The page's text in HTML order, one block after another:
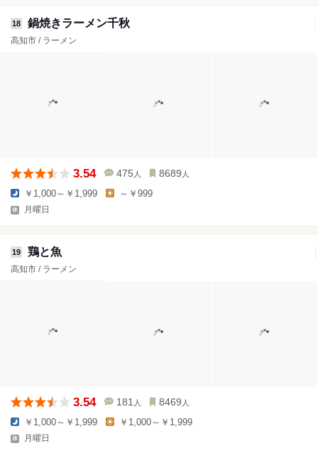
18 鍋焼きラーメン千秋
高知市 / ラーメン
3.54 475 人 8689 人
￥1,000～￥1,999 ～￥999
月曜日
19 鶏と魚
高知市 / ラーメン
3.54 181 人 8469 人
￥1,000～￥1,999 ￥1,000～￥1,999
月曜日